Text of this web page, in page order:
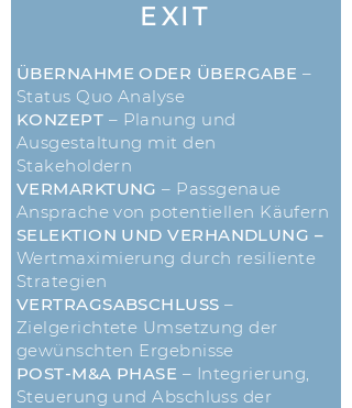
ÜBERNAHME ODER ÜBERGABE –
Status Quo Analyse
KONZEPT – Planung und
Ausgestaltung mit den
Stakeholdern
VERMARKTUNG– Passgenaue
Ansprache von potentiellen Käufern
SELEKTION UND VERHANDLUNG –
Wertmaximierung durch resiliente
Strategien
VERTRAGSABSCHLUSS–
Zielgerichtete Umsetzung der
gewünschten Ergebnisse
POST-M&A PHASE – Integrierung,
Steuerung und Abschluss der
EXIT